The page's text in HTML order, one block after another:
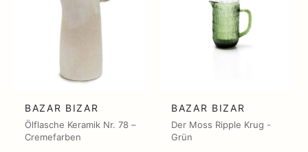
BAZAR BIZAR
Ölflasche Keramik Nr. 78 –
Cremefarben
BAZAR BIZAR
Der Moss Ripple Krug -
Grün